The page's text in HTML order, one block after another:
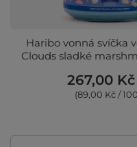
Haribo vonná svíčka
Clouds sladké
267,00 Kč
(89,00 Kč /